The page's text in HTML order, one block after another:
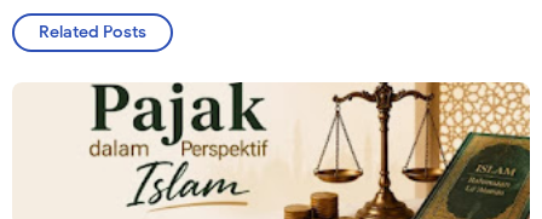
Related Posts